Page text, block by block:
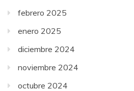
febrero 2025
enero 2025
diciembre 2024
noviembre 2024
octubre 2024